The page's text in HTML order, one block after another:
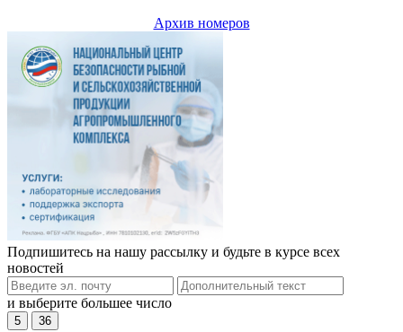
Архив номеров
Подпишитесь на нашу рассылку и будьте в курсе всех
новостей
и выберите большее число
5 36